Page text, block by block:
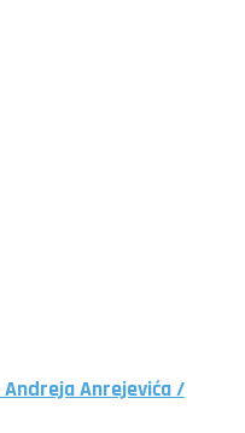
Anrejevića /